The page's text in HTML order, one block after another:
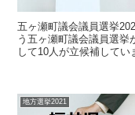
五ヶ瀬町議会議員選挙
う五ヶ瀬町議会議員選挙
して10人が立候補してい
地方選挙2021